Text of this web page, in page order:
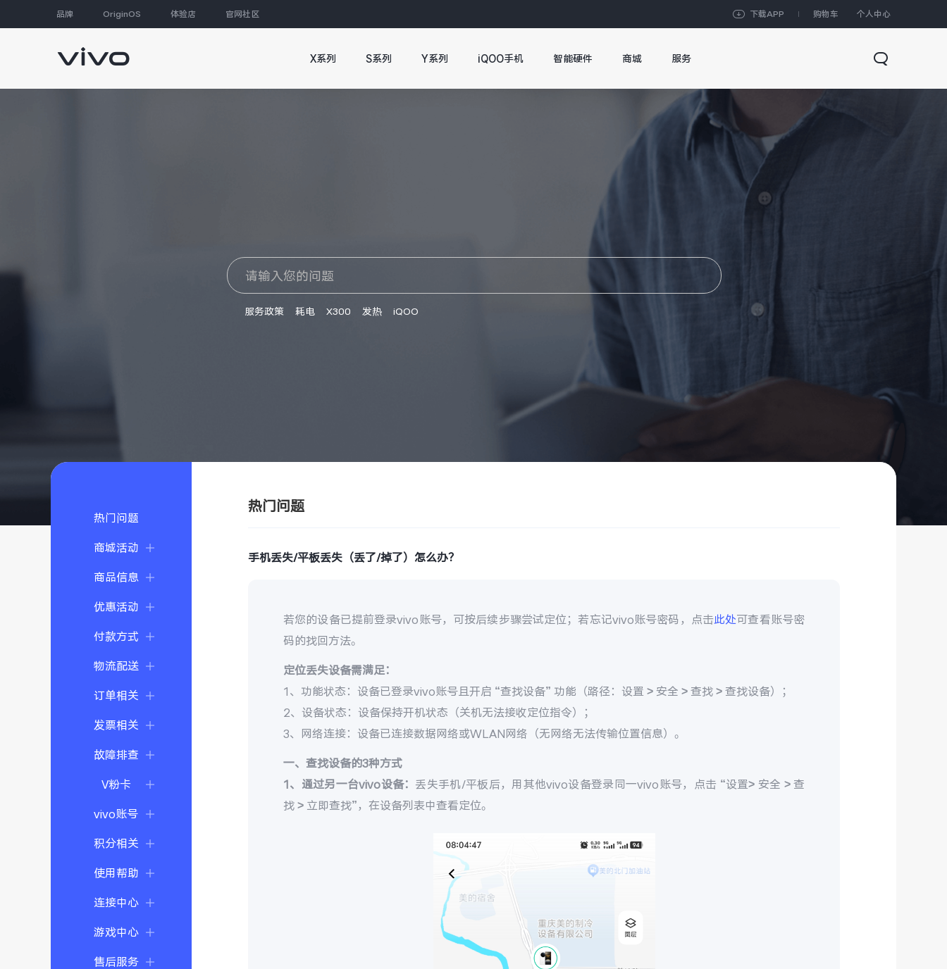
品牌 OriginOS 体验店 官网社区 下载APP 购物车 个人中心
X系列 S系列 Y系列 iQOO手机 智能硬件 商城 服务
服务政策 耗电 X300 发热 iQOO
热门问题
商城活动
商品信息
优惠活动
付款方式
物流配送
订单相关
发票相关
故障排查
V粉卡
vivo账号
积分相关
使用帮助
连接中心
游戏中心
售后服务
热门问题
手机丢失/平板丢失（丢了/掉了）怎么办？
若您的设备已提前登录vivo账号，可按后续步骤尝试定位；若忘记vivo账号密码，点击此处可查看账号密
码的找回方法。
定位丢失设备需满足：
1、功能状态：设备已登录vivo账号且开启 “查找设备” 功能（路径：设置 > 安全 > 查找 > 查找设备）；
2、设备状态：设备保持开机状态（关机无法接收定位指令）；
3、网络连接：设备已连接数据网络或WLAN网络（无网络无法传输位置信息）。
一、查找设备的3种方式
1、通过另一台vivo设备： 丢失手机/平板后，用其他vivo设备登录同一vivo账号，点击 “设置> 安全 > 查
找 > 立即查找”，在设备列表中查看定位。